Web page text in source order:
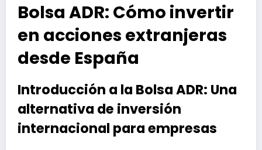
Bolsa ADR: Cómo invertir
en acciones extranjeras
desde España
Introducción a la Bolsa ADR: Una
alternativa de inversión
internacional para empresas